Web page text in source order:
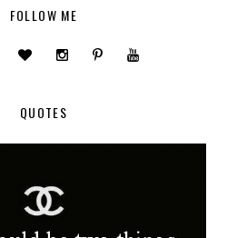
FOLLOW ME
QUOTES